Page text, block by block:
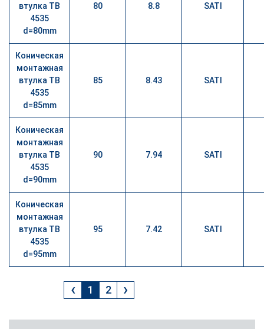
втулка TB
4535
d=80mm
80 8.8 SATI
Коническая
монтажная
втулка TB
4535
d=85mm
85 8.43 SATI
Коническая
монтажная
втулка TB
4535
d=90mm
90 7.94 SATI
Коническая
монтажная
втулка TB
4535
d=95mm
95 7.42 SATI
‹ 1 2 ›